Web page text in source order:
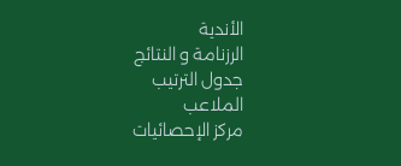
الأندية
الرزنامة و النتائج
جدول الترتيب
الملاعب
مركز الإحصائيات